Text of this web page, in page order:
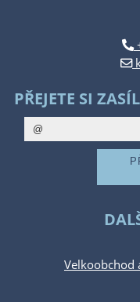
PŘEJETE SI
Velkoobchod